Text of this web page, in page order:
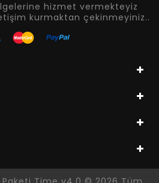
hizmet vermekteyiz
kurmaktan çekinmeyiniz..